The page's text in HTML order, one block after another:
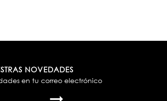
NOVEDADES
en tu correo electrónico